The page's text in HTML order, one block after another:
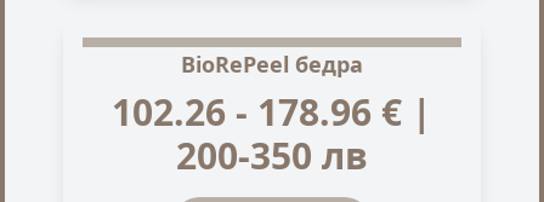
BioRePeel бедра
102.26 - 178.96 € |
200-350 лв